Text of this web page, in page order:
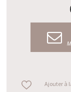
Ajouter à